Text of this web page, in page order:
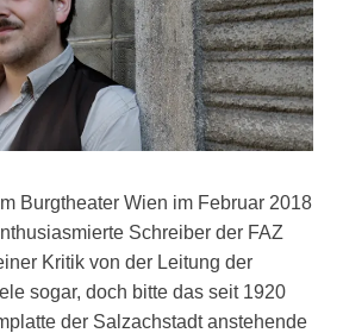
Burgtheater Wien im Februar 2018
Schreiber der FAZ
Kritik von der Leitung der
sogar, doch bitte das seit 1920
der Salzachstadt anstehende